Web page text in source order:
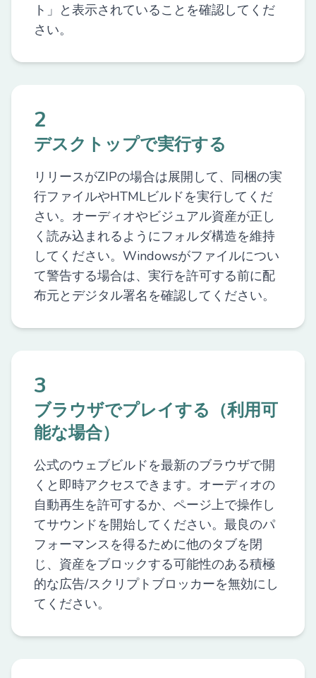
ト」と表示されていることを確認してくだ
さい。
2
デスクトップで実行する
リリースがZIPの場合は展開して、同梱の実
行ファイルやHTMLビルドを実行してくだ
さい。オーディオやビジュアル資産が正し
く読み込まれるようにフォルダ構造を維持
してください。Windowsがファイルについ
て警告する場合は、実行を許可する前に配
布元とデジタル署名を確認してください。
3
ブラウザでプレイする（利用可
能な場合）
公式のウェブビルドを最新のブラウザで開
くと即時アクセスできます。オーディオの
自動再生を許可するか、ページ上で操作し
てサウンドを開始してください。最良のパ
フォーマンスを得るために他のタブを閉
じ、資産をブロックする可能性のある積極
的な広告/スクリプトブロッカーを無効にし
てください。